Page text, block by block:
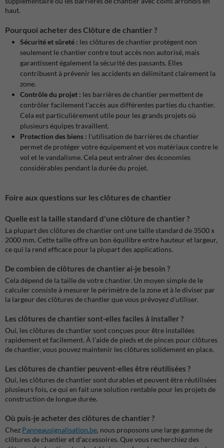
haut.
Pourquoi acheter des Clôture de chantier ?
Sécurité et sûreté : les clôtures de chantier protègent non
seulement le chantier contre tout accès non autorisé, mais
garantissent également la sécurité des passants. Elles
contribuent à prévenir les accidents en délimitant clairement la
zone.
Contrôle du projet : les barrières de chantier permettent de
contrôler facilement l'accès aux différentes parties du chantier.
Cela est particulièrement utile pour les grands projets où
plusieurs équipes travaillent.
Protection des biens : l'utilisation de barrières de chantier
permet de protéger votre équipement et vos matériaux contre le
vol et le vandalisme. Cela peut entraîner des économies
considérables pendant la durée du projet.
Foire aux questions sur les clôtures de chantier
Quelle est la taille standard d'une clôture de chantier ?
La plupart des clôtures de chantier ont une taille standard de 3500 x
2000 mm. Cette taille offre un bon équilibre entre hauteur et largeur,
ce qui la rend efficace pour la plupart des applications.
De combien de clôtures de chantier ai-je besoin ?
Cela dépend de la taille de votre chantier. Un moyen simple de le
calculer consiste à mesurer le périmètre de la zone et à le diviser par
la largeur des clôtures de chantier que vous prévoyez d'utiliser.
Les clôtures de chantier sont-elles faciles à installer ?
Oui, les clôtures de chantier sont conçues pour être installées
rapidement et facilement. À l'aide de pieds et de pinces pour clôtures
de chantier, vous pouvez maintenir les clôtures solidement en place.
Les clôtures de chantier peuvent-elles être réutilisées ?
Oui, les clôtures de chantier sont durables et peuvent être réutilisées
plusieurs fois, ce qui en fait une solution rentable pour les projets de
construction de longue durée.
Où puis-je acheter des clôtures de chantier ?
Chez Panneausignalisation.be, nous proposons une large gamme de
clôtures de chantier et d'accessoires. Que vous recherchiez des